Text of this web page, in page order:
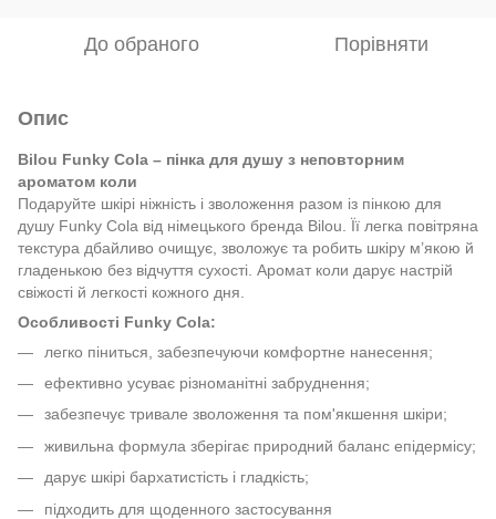
До обраного Порівняти
Опис
Bilou Funky Cola – пінка для душу з неповторним
ароматом коли
Подаруйте шкірі ніжність і зволоження разом із пінкою для
душу Funky Cola від німецького бренда Bilou. Її легка повітряна
текстура дбайливо очищує, зволожує та робить шкіру м’якою й
гладенькою без відчуття сухості. Аромат коли дарує настрій
свіжості й легкості кожного дня.
Особливості Funky Cola:
легко піниться, забезпечуючи комфортне нанесення;
ефективно усуває різноманітні забруднення;
забезпечує тривале зволоження та пом'якшення шкіри;
живильна формула зберігає природний баланс епідермісу;
дарує шкірі бархатистість і гладкість;
підходить для щоденного застосування